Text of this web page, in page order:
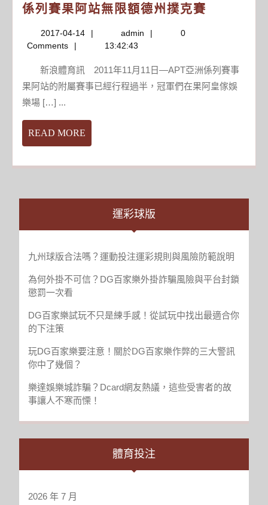
經
無
傚
重
係列賽果阿站無限額德州撲克賽
贏
得
列
果
限
德
撲
2017-04-14
2017-
04-
admin admin
0
Comments
13:42:43
新浪體育訊 2011年11月11日―APT亞洲係列賽事
果阿站的附屬賽事已經行程過半，冠軍們在果阿皇傢娛
樂場 […] ...
READ MORE
MORE
運彩球版
九州球版合法嗎？運動投注運彩規則與風險防範說明
為何外掛不可信？DG百家樂外掛詐騙風險與平台封鎖
懲罰一次看
DG百家樂試玩不只是練手感！從試玩中找出最適合你
的下注策
玩DG百家樂要注意！關於DG百家樂作弊的三大警訊
你中了幾個？
樂達娛樂城詐騙？Dcard網友熱議，這些受害者的故
事讓人不寒而慄！
體育投注
2026 年 7 月